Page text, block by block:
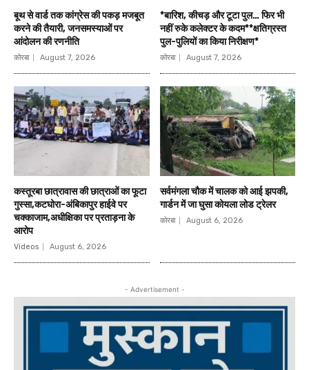
बूथ से वार्ड तक कांग्रेस की पकड़ मजबूत
करने की तैयारी, जनसमस्याओं पर
आंदोलन की रणनीति
कोरबा August 7, 2026
*बारिश, कीचड़ और टूटा पुल… फिर भी
नहीं रुके कलेक्टर के कदम**क्षतिग्रस्त
पुल-पुलियों का किया निरीक्षण*
कोरबा August 7, 2026
कस्तूरबा छात्रावास की छात्राओं का फूटा
गुस्सा,कटघोरा-अंबिकापुर हाईवे पर
चक्काजाम,अधीक्षिका पर प्रताड़ना के
आरोप
Videos August 6, 2026
सर्वमंगला चौक में चालक को आई झपकी,
गार्डन में जा घुसा कोयला लोड ट्रेलर
कोरबा August 6, 2026
- Advertisement -